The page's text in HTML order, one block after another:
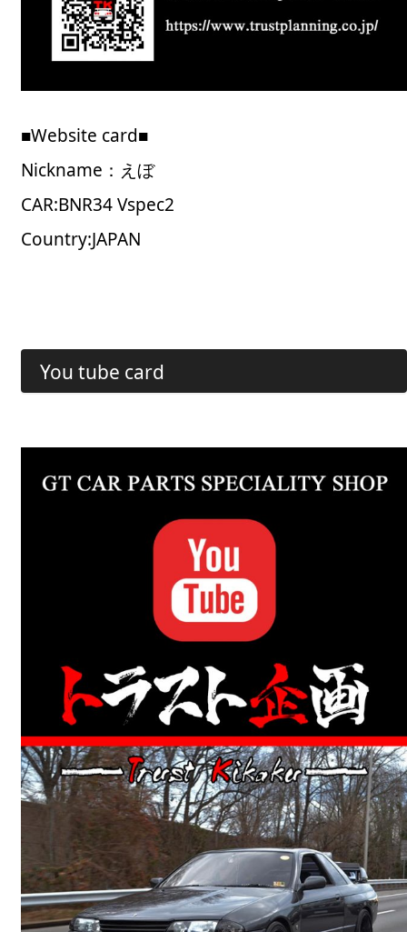
■Website card■
Nickname：えぼ
CAR:BNR34 Vspec2
Country:JAPAN
You tube card